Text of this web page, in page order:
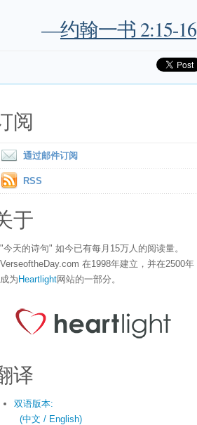
—约翰一书 2:15-16
阅
通过邮件订阅
RSS
于
"今天的诗句" 如今已有每月15万人的阅读量。
VerseoftheDay.com 在1998年建立，并在2500年
成为 Heartlight网站的一部分。
译
双语版本:
(中文 / English)